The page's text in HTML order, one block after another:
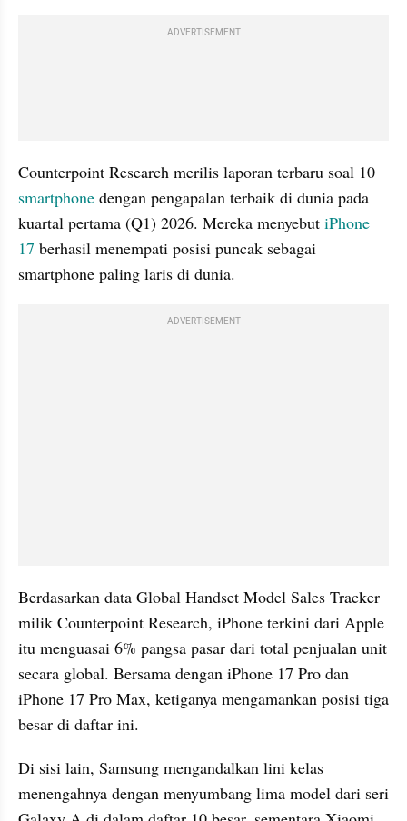
ADVERTISEMENT
smartphone dengan pengapalan terbaik di dunia pada
kuartal pertama (Q1) 2026. Mereka menyebut iPhone
17 berhasil menempati posisi puncak sebagai
smartphone paling laris di dunia.
ADVERTISEMENT
Berdasarkan data Global Handset Model Sales Tracker
milik Counterpoint Research, iPhone terkini dari Apple
itu menguasai 6% pangsa pasar dari total penjualan unit
secara global. Bersama dengan iPhone 17 Pro dan
iPhone 17 Pro Max, ketiganya mengamankan posisi tiga
besar di daftar ini.
Di sisi lain, Samsung mengandalkan lini kelas
menengahnya dengan menyumbang lima model dari seri